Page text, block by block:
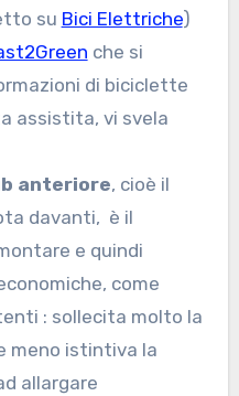
su Bici Elettriche)
che si
di biciclette
assistita, vi svela
anteriore, cioè il
davanti, è il
e quindi
come
: sollecita molto la
meno istintiva la
allargare